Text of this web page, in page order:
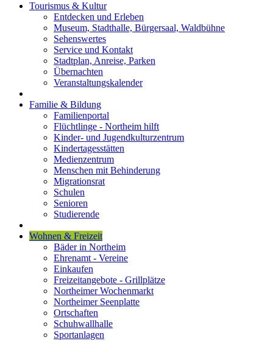
Tourismus & Kultur
Entdecken und Erleben
Museum, Stadthalle, Bürgersaal, Waldbühne
Sehenswertes
Service und Kontakt
Stadtplan, Anreise, Parken
Übernachten
Veranstaltungskalender
Familie & Bildung
Familienportal
Flüchtlinge - Northeim hilft
Kinder- und Jugendkulturzentrum
Kindertagesstätten
Medienzentrum
Menschen mit Behinderung
Migrationsrat
Schulen
Senioren
Studierende
Wohnen & Freizeit
Bäder in Northeim
Ehrenamt - Vereine
Einkaufen
Freizeitangebote - Grillplätze
Northeimer Wochenmarkt
Northeimer Seenplatte
Ortschaften
Schuhwallhalle
Sportanlagen